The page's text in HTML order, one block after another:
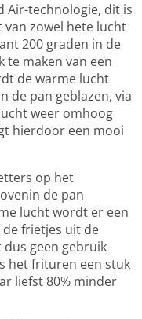
Air-technologie, dit is
zowel hete lucht
200 graden in de
maken van een
de warme lucht
de pan geblazen, via
weer omhoog
hierdoor een mooi
op het
de pan
lucht wordt er een
frietjes uit de
geen gebruik
het frituren een stuk
liefst 80% minder